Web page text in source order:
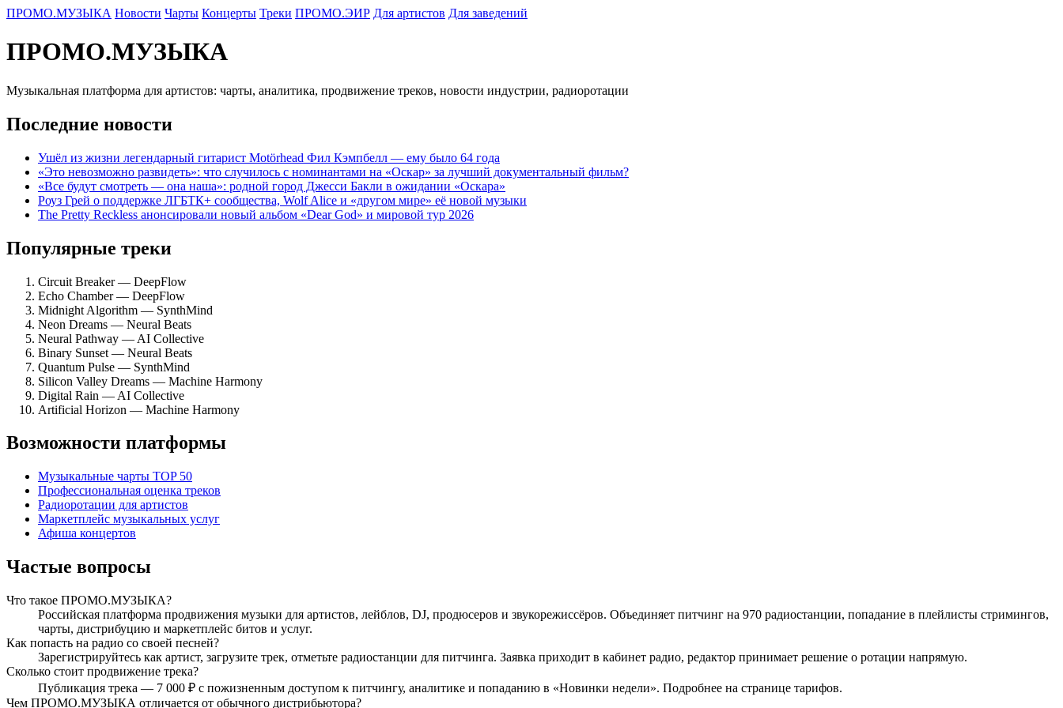
ПРОМО.МУЗЫКА Новости Чарты Концерты Треки ПРОМО.ЭИР Для артистов Для заведений
ПРОМО.МУЗЫКА
Музыкальная платформа для артистов: чарты, аналитика, продвижение треков, новости индустрии, радиоротации
Последние новости
Ушёл из жизни легендарный гитарист Motörhead Фил Кэмпбелл — ему было 64 года
«Это невозможно развидеть»: что случилось с номинантами на «Оскар» за лучший документальный фильм?
«Все будут смотреть — она наша»: родной город Джесси Бакли в ожидании «Оскара»
Роуз Грей о поддержке ЛГБТК+ сообщества, Wolf Alice и «другом мире» её новой музыки
The Pretty Reckless анонсировали новый альбом «Dear God» и мировой тур 2026
Популярные треки
Circuit Breaker — DeepFlow
Echo Chamber — DeepFlow
Midnight Algorithm — SynthMind
Neon Dreams — Neural Beats
Neural Pathway — AI Collective
Binary Sunset — Neural Beats
Quantum Pulse — SynthMind
Silicon Valley Dreams — Machine Harmony
Digital Rain — AI Collective
Artificial Horizon — Machine Harmony
Возможности платформы
Музыкальные чарты TOP 50
Профессиональная оценка треков
Радиоротации для артистов
Маркетплейс музыкальных услуг
Афиша концертов
Частые вопросы
Что такое ПРОМО.МУЗЫКА?
Российская платформа продвижения музыки для артистов, лейблов, DJ, продюсеров и звукорежиссёров. Объединяет питчинг на 970 радиостанции, попадание в плейлисты стримингов,
чарты, дистрибуцию и маркетплейс битов и услуг.
Как попасть на радио со своей песней?
Зарегистрируйтесь как артист, загрузите трек, отметьте радиостанции для питчинга. Заявка приходит в кабинет радио, редактор принимает решение о ротации напрямую.
Сколько стоит продвижение трека?
Публикация трека — 7 000 ₽ с пожизненным доступом к питчингу, аналитике и попаданию в «Новинки недели». Подробнее на странице тарифов.
Чем ПРОМО.МУЗЫКА отличается от обычного дистрибьютора?